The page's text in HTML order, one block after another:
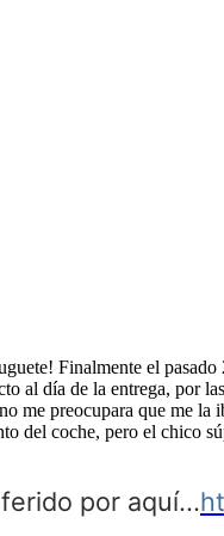
Finalmente el
al día de la entrega, por
me preocupara que me la
del coche, pero el chico
por aquí...